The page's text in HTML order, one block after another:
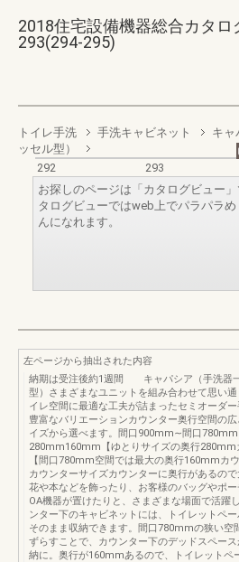
2018住宅設備機器総合カタロ
293(294-295)
トイレ手洗 手洗キャビネット
キャ
ッセル型）
292
293
お探しのページは「カタログビュー
タログビューではweb上でパラパラ
んになれます。
左ページから抽出された内容
納期は受注後約1週間 キャパシア（手洗器
型）さまざまなユニットを組み合わせて思い通
イレ空間に最適な工夫が詰まったセミオーダ
豊富なバリエーションカウンター奥行空間の
イズから選べます。間口900mm∼間口
280mm160mm【ゆとりサイズの奥行280mm
【間口780mm空間では最大の奥行160mmカ
カウンターサイズカウンターに奥行があるので
花や本などを飾ったり、お客様のバッグやポ
OA機器が置けたりと、さまざまな場面で活躍
ンター下のキャビネットには、トイレットペ
そのまま収納できます。間口780mmの狭い空
ずらすことで、カウンター下のデッドスペー
納に。奥行が160mmあるので、トイレットペ